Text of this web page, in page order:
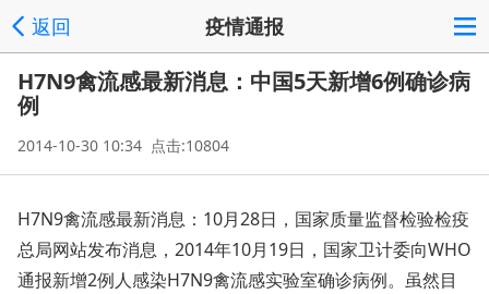
返回 疫情通报
H7N9禽流感最新消息：中国5天新增6例确诊病
例
2014-10-30 10:34 点击:10804
H7N9禽流感最新消息：10月28日，国家质量监督检验检疫
总局网站发布消息，2014年10月19日，国家卫计委向WHO
通报新增2例人感染H7N9禽流感实验室确诊病例。虽然目